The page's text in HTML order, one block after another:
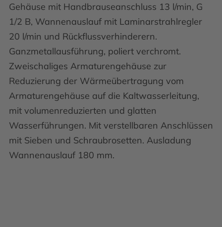
Gehäuse mit Handbrauseanschluss 13 l/min, G
1/2 B, Wannenauslauf mit Laminarstrahlregler
20 l/min und Rückflussverhinderern.
Ganzmetallausführung, poliert verchromt.
Zweischaliges Armaturengehäuse zur
Reduzierung der Wärmeübertragung vom
Armaturengehäuse auf die Kaltwasserleitung,
mit volumenreduzierten und glatten
Wasserführungen. Mit verstellbaren Anschlüssen
mit Sieben und Schraubrosetten. Ausladung
Wannenauslauf 180 mm.